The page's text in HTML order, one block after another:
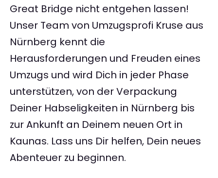
Great Bridge nicht entgehen lassen!
Unser Team von Umzugsprofi Kruse aus
Nürnberg kennt die
Herausforderungen und Freuden eines
Umzugs und wird Dich in jeder Phase
unterstützen, von der Verpackung
Deiner Habseligkeiten in Nürnberg bis
zur Ankunft an Deinem neuen Ort in
Kaunas. Lass uns Dir helfen, Dein neues
Abenteuer zu beginnen.